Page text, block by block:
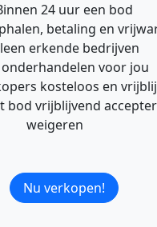
24 uur een bod
betaling en
erkende bedrijven
voor jou
kosteloos en
bod vrijblijvend
weigeren
Nu verkopen!